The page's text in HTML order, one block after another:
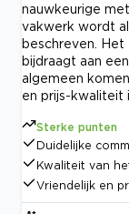
nauwkeurige
vakwerk wordt
beschreven.
bijdraagt aan
algemeen
en prijs-kwaliteit
Sterke punten
Duidelijke
Kwaliteit van
Vriendelijk en